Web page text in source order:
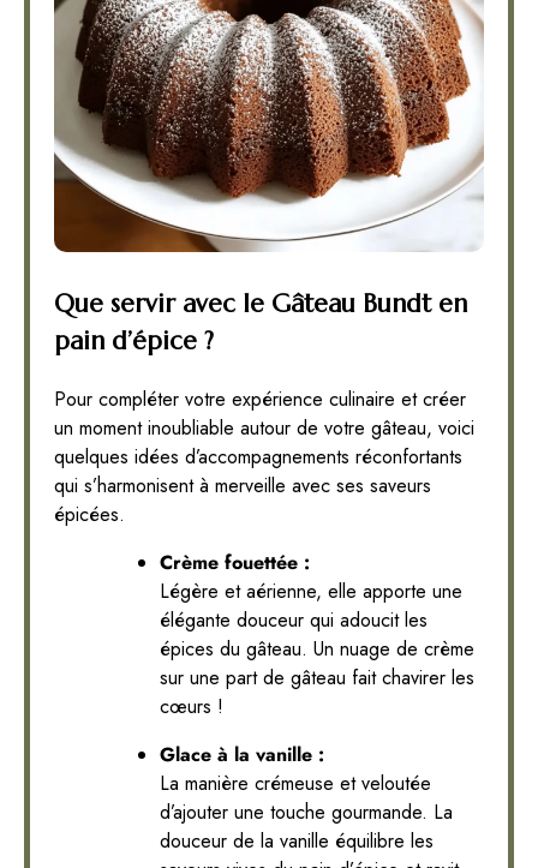
Que servir avec le Gâteau Bundt en
pain d’épice ?
Pour compléter votre expérience culinaire et créer
un moment inoubliable autour de votre gâteau, voici
quelques idées d’accompagnements réconfortants
qui s’harmonisent à merveille avec ses saveurs
épicées.
Crème fouettée :
Légère et aérienne, elle apporte une
élégante douceur qui adoucit les
épices du gâteau. Un nuage de crème
sur une part de gâteau fait chavirer les
cœurs !
Glace à la vanille :
La manière crémeuse et veloutée
d’ajouter une touche gourmande. La
douceur de la vanille équilibre les